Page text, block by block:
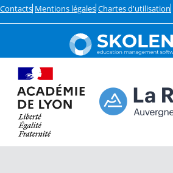
Contacts Mentions légales Chartes d'utilisation